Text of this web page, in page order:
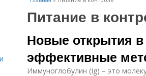
Питание в
Новые открытия
эффективные
Иммуноглобулин (Ig) – это